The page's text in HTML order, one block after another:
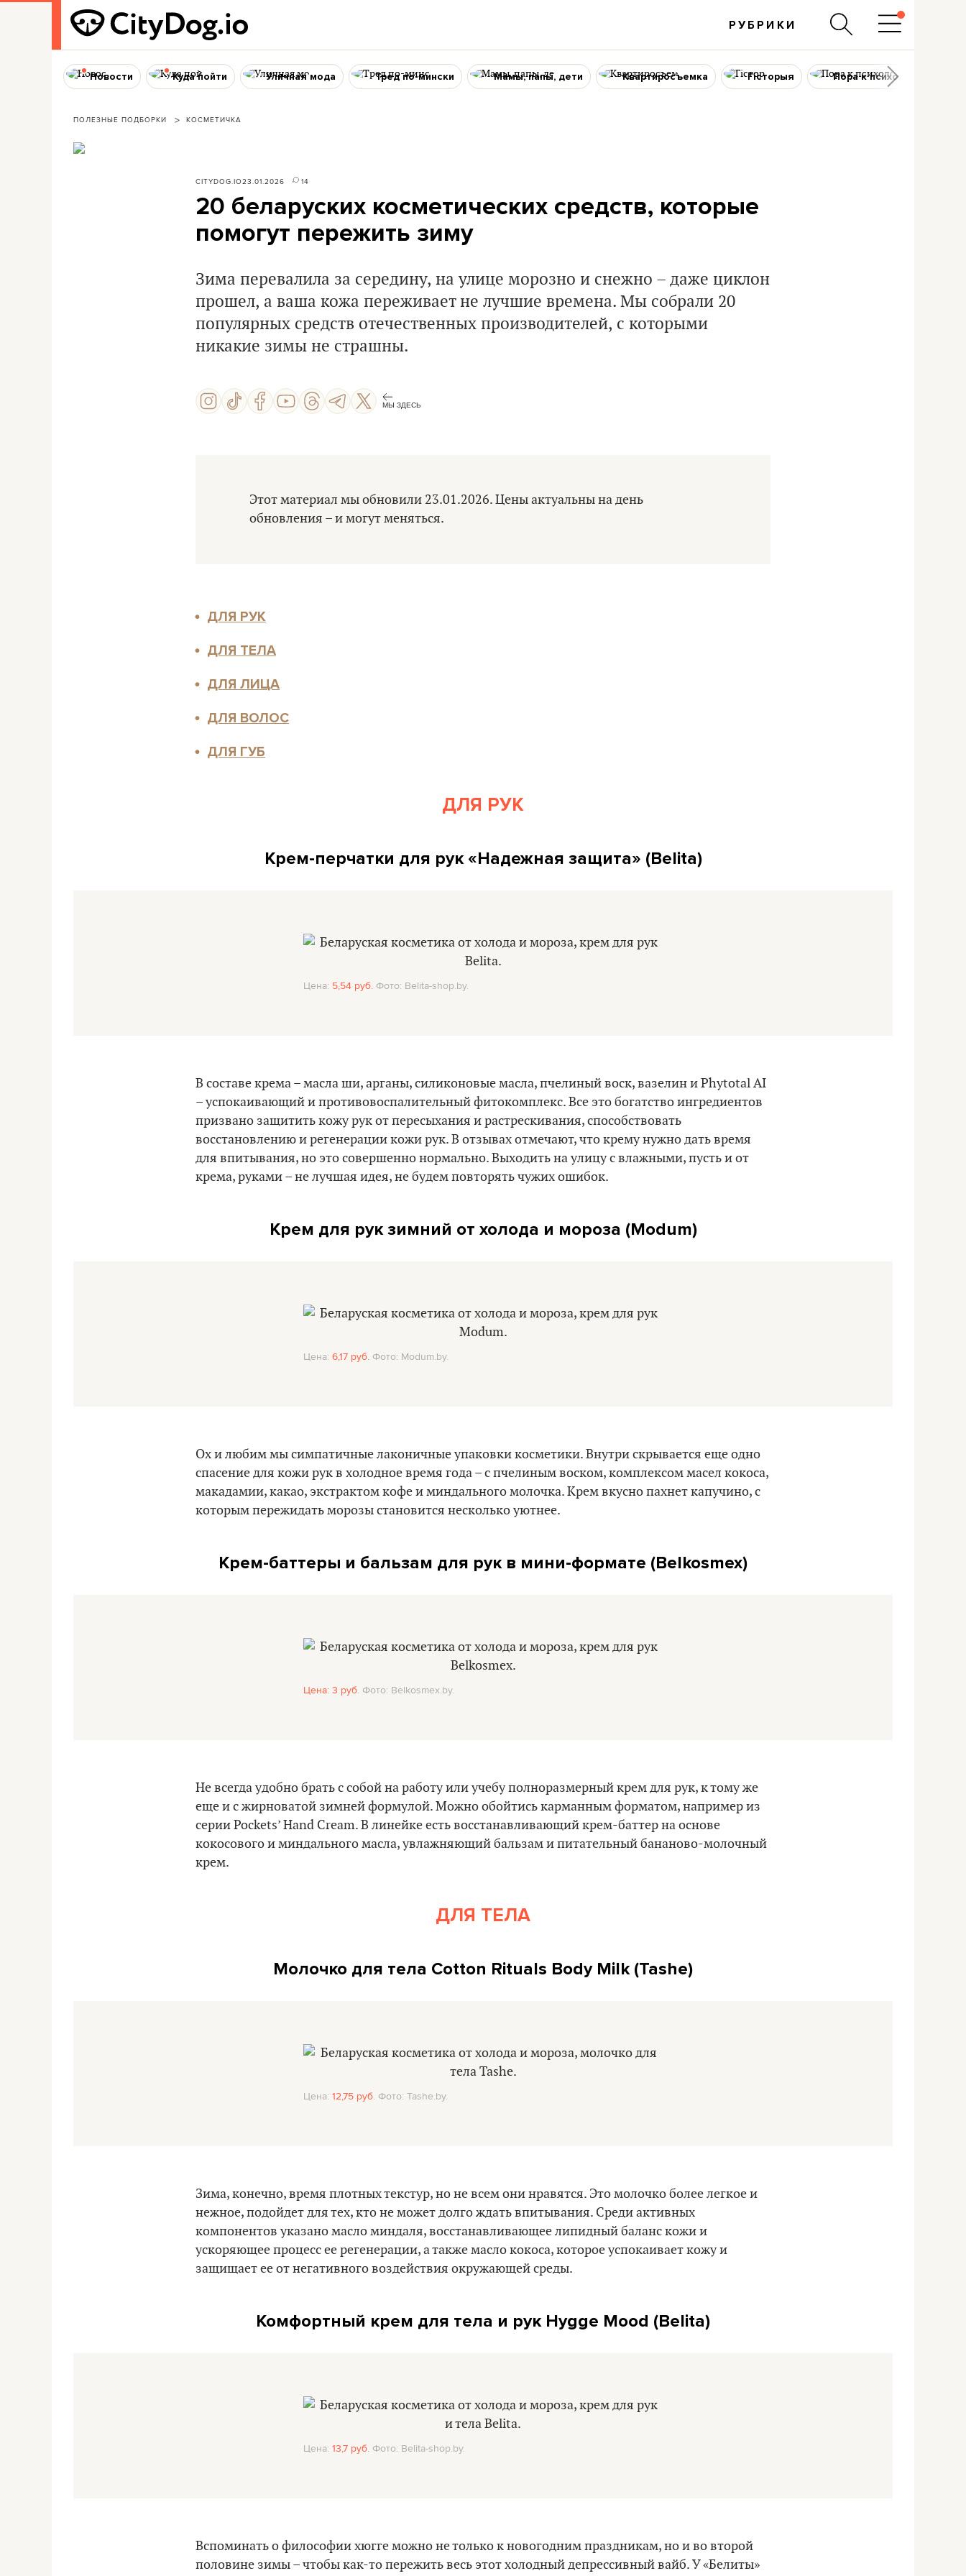
РУБРИКИ
Новости Куда пойти Уличная мода Тред по-мински Мамы, папы, дети Квартиросъемка Гісторыя Пора к психологу
ПОЛЕЗНЫЕ ПОДБОРКИ КОСМЕТИЧКА
CITYDOG.IO23.01.2026 14
20 беларуских косметических средств, которые
помогут пережить зиму
Зима перевалила за середину, на улице морозно и снежно – даже циклон
прошел, а ваша кожа переживает не лучшие времена. Мы собрали 20
популярных средств отечественных производителей, с которыми
никакие зимы не страшны.
МЫ ЗДЕСЬ
Этот материал мы обновили 23.01.2026. Цены актуальны на день
обновления – и могут меняться.
ДЛЯ РУК
ДЛЯ ТЕЛА
ДЛЯ ЛИЦА
ДЛЯ ВОЛОС
ДЛЯ ГУБ
ДЛЯ РУК
Крем-перчатки для рук «Надежная защита» (Belita)
Цена: 5,54 руб. Фото: Belita-shop.by.
В составе крема – масла ши, арганы, силиконовые масла, пчелиный воск, вазелин и Phytotal AI
– успокаивающий и противовоспалительный фитокомплекс. Все это богатство ингредиентов
призвано защитить кожу рук от пересыхания и растрескивания, способствовать
восстановлению и регенерации кожи рук. В отзывах отмечают, что крему нужно дать время
для впитывания, но это совершенно нормально. Выходить на улицу с влажными, пусть и от
крема, руками – не лучшая идея, не будем повторять чужих ошибок.
Крем для рук зимний от холода и мороза (Modum)
Цена: 6,17 руб. Фото: Modum.by.
Ох и любим мы симпатичные лаконичные упаковки косметики. Внутри скрывается еще одно
спасение для кожи рук в холодное время года – с пчелиным воском, комплексом масел кокоса,
макадамии, какао, экстрактом кофе и миндального молочка. Крем вкусно пахнет капучино, с
которым пережидать морозы становится несколько уютнее.
Крем-баттеры и бальзам для рук в мини-формате (Belkosmex)
Цена: 3 руб. Фото: Belkosmex.by.
Не всегда удобно брать с собой на работу или учебу полноразмерный крем для рук, к тому же
еще и с жирноватой зимней формулой. Можно обойтись карманным форматом, например из
серии Pockets’ Hand Cream. В линейке есть восстанавливающий крем-баттер на основе
кокосового и миндального масла, увлажняющий бальзам и питательный бананово-молочный
крем.
ДЛЯ ТЕЛА
Молочко для тела Cotton Rituals Body Milk (Tashe)
Цена: 12,75 руб. Фото: Tashe.by.
Зима, конечно, время плотных текстур, но не всем они нравятся. Это молочко более легкое и
нежное, подойдет для тех, кто не может долго ждать впитывания. Среди активных
компонентов указано масло миндаля, восстанавливающее липидный баланс кожи и
ускоряющее процесс ее регенерации, а также масло кокоса, которое успокаивает кожу и
защищает ее от негативного воздействия окружающей среды.
Комфортный крем для тела и рук Hygge Mood (Belita)
Цена: 13,7 руб. Фото: Belita-shop.by.
Вспоминать о философии хюгге можно не только к новогодним праздникам, но и во второй
половине зимы – чтобы как-то пережить весь этот холодный депрессивный вайб. У «Белиты»